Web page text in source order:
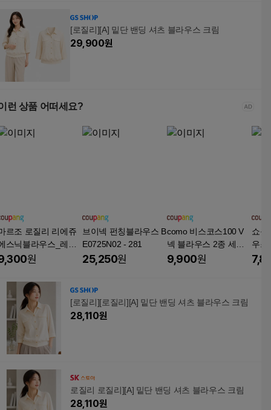
[로질리][A] 밑단 밴딩 셔츠 블라우스 크림
29,900원
런 상품 어떠세요?
르조 로질리 리에쥬
스닉블라우스_레드_
원
브이넥 펀칭블라우스 B
E0725N02 - 281
25,250원
como 비스코스100 V
넥 블라우스 2종 세트
(1+1)
9,900원
쇼룸
우스
[로질리][로질리][A] 밑단 밴딩 셔츠 블라우스 크림
28,110원
로질리 로질리][A] 밑단 밴딩 셔츠 블라우스 크림
28,110원